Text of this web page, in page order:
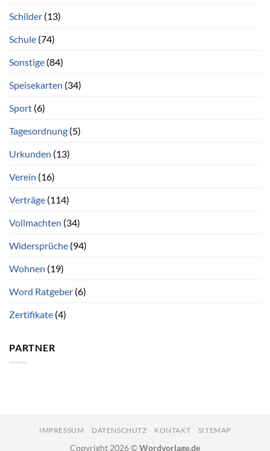
Schilder (13)
Schule (74)
Sonstige (84)
Speisekarten (34)
Sport (6)
Tagesordnung (5)
Urkunden (13)
Verein (16)
Verträge (114)
Vollmachten (34)
Widersprüche (94)
Wohnen (19)
Word Ratgeber (6)
Zertifikate (4)
PARTNER
IMPRESSUM DATENSCHUTZ KONTAKT SITEMAP
Copyright 2026 ©Wordvorlage.de